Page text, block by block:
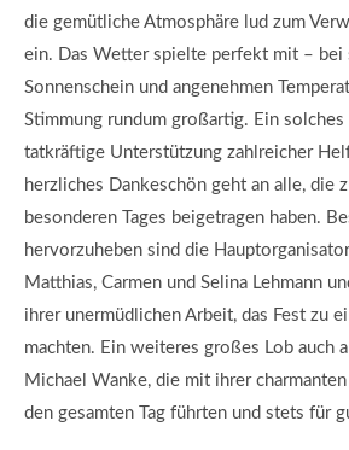
die gemütliche Atmosphäre lud zum
ein. Das Wetter spielte perfekt mit – bei
Sonnenschein und angenehmen
Stimmung rundum großartig. Ein
tatkräftige Unterstützung zahlreicher
herzliches Dankeschön geht an alle, die
besonderen Tages beigetragen haben.
hervorzuheben sind die
Matthias, Carmen und Selina Lehmann
ihrer unermüdlichen Arbeit, das Fest zu
machten. Ein weiteres großes Lob auch
Michael Wanke, die mit ihrer
den gesamten Tag führten und stets für